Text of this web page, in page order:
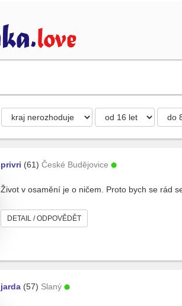
privri (61) České Budějovice
Život v osamění je o ničem. Proto bych se rád
DETAIL / ODPOVĚDĚT
jarda (57) Slaný